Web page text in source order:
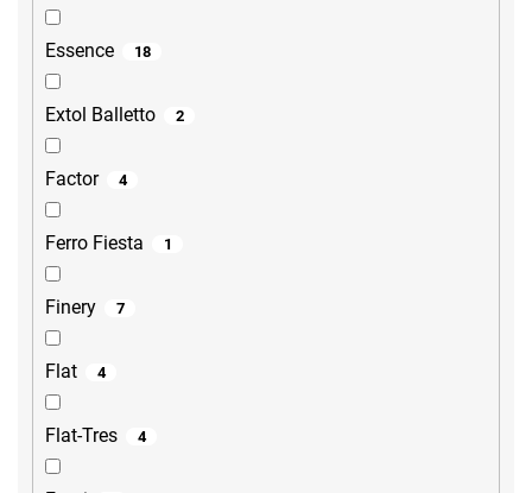
Essence 18
Extol Balletto 2
Factor 4
Ferro Fiesta 1
Finery 7
Flat 4
Flat-Tres 4